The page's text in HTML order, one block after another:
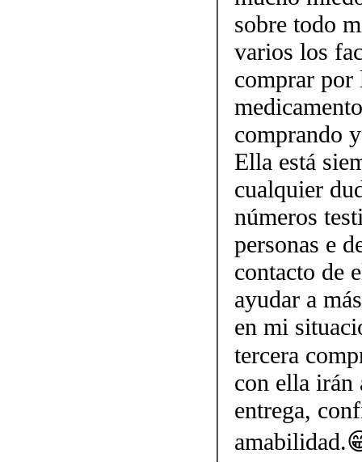
sobre todo
varios los
comprar por
comprando
Ella está
cualquier
números
personas e
contacto de
ayudar a
en mi
tercera
con ella irán
entrega,